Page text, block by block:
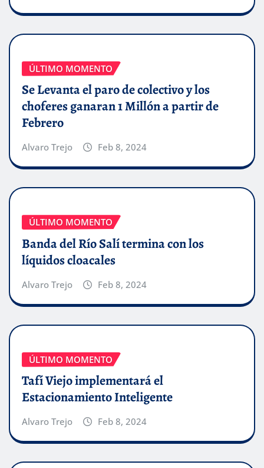
ÚLTIMO MOMENTO
Se Levanta el paro de colectivo y los
choferes ganaran 1 Millón a partir de
Febrero
Alvaro Trejo Feb 8, 2024
ÚLTIMO MOMENTO
Banda del Río Salí termina con los
líquidos cloacales
Alvaro Trejo Feb 8, 2024
ÚLTIMO MOMENTO
Tafí Viejo implementará el
Estacionamiento Inteligente
Alvaro Trejo Feb 8, 2024